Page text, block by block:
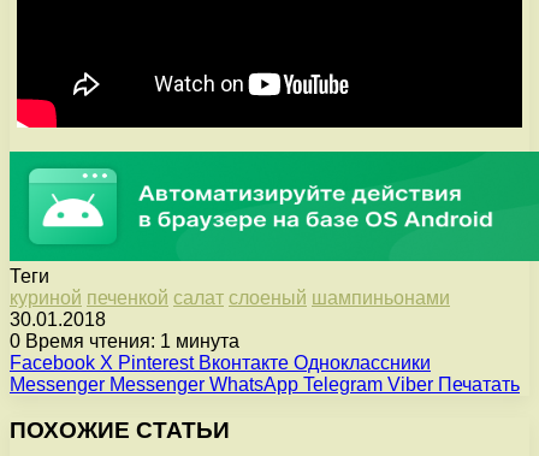
Теги
куриной печенкой салат слоеный шампиньонами
30.01.2018
0 Время чтения: 1 минута
Facebook X Pinterest Вконтакте Одноклассники
Messenger Messenger WhatsApp Telegram Viber Печатать
ПОХОЖИЕ СТАТЬИ